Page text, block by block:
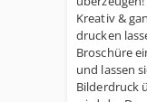
Kreativ &
drucken
Broschüre
und lassen
Bilderdruck